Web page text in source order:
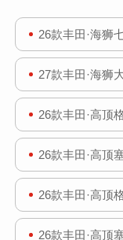
26款丰田·海狮
27款丰田·海狮
26款丰田·高顶
26款丰田·高顶
26款丰田·高顶
26款丰田·高顶